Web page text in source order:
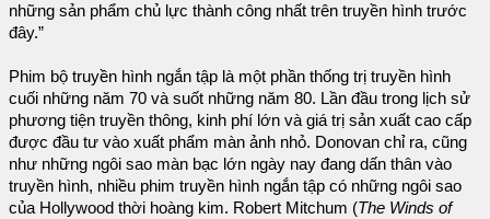
những sản phẩm chủ lực thành công nhất trên truyền hình trước
đây.”
Phim bộ truyền hình ngắn tập là một phần thống trị truyền hình
cuối những năm 70 và suốt những năm 80. Lần đầu trong lịch sử
phương tiện truyền thông, kinh phí lớn và giá trị sản xuất cao cấp
được đầu tư vào xuất phẩm màn ảnh nhỏ. Donovan chỉ ra, cũng
như những ngôi sao màn bạc lớn ngày nay đang dấn thân vào
truyền hình, nhiều phim truyền hình ngắn tập có những ngôi sao
của Hollywood thời hoàng kim. Robert Mitchum (The Winds of